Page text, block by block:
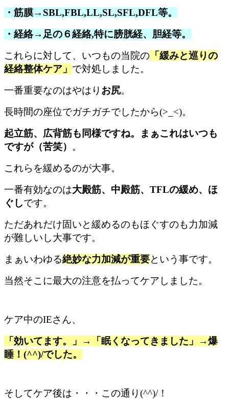
・筋膜→SBL,FBL,LL,SL,SFL,DFL等。
・経絡→足の６経絡,特に膀胱経、胆経等。
これらに対して、いつもの当院の 「緩みと巡りの
経絡整体ケア」 で対処しました。
一番重要なのはやはり お尻。
長時間の座位でガチガチでしたから(>_<)。
起立筋、広背筋も同様ですね。まぁこれはいつも
ですが（苦笑） 。
これらを緩めるのが大事。
一番有効なのは大殿筋、中殿筋、TFLの緩め、ほ
ぐしです。
ただあれだけ固いと緩めるのもほぐすのも力加減
が難しいし大事です。
まぁいわゆる絶妙な力加減が重要という事です。
当然そこに最大の注意を払ってケアしました。
ケア中のIEさん、
「効いてます。」→「眠くなってきました」→爆
睡！(^^)/でした。
そしてケア後は・・・この通り(^^)/！